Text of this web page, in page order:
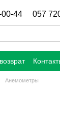
44 057
Анемометры